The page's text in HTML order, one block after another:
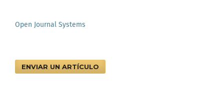
Open Journal Systems
ENVIAR UN ARTÍCULO